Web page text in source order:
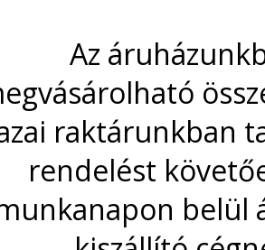
170
További információk
próbapanelek, mindkét
összekötött tápsín.
Az
raktárunkban
rendelést
belül